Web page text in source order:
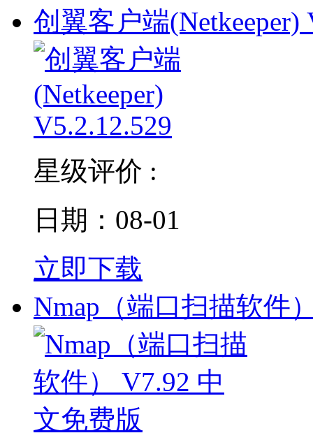
创翼客户端(Netkeeper)
星级评价 :
日期：08-01
立即下载
Nmap（端口扫描软件